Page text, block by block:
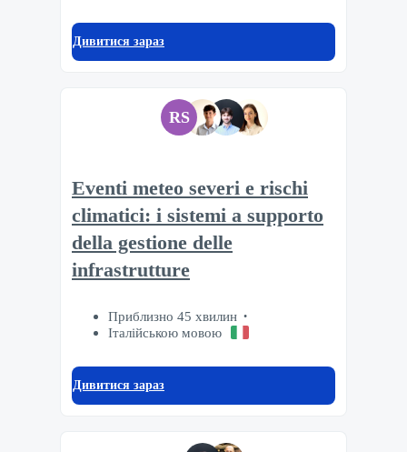
Дивитися зараз
RS
Eventi meteo severi e rischi
climatici: i sistemi a supporto
della gestione delle
infrastrutture
Приблизно 45 хвилин
Італійською мовою
Дивитися зараз